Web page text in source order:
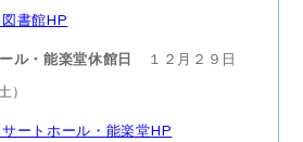
書館HP
・能楽堂休館日
１２月２９日
）
ートホール・能楽堂HP